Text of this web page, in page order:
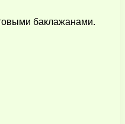
баклажанами.